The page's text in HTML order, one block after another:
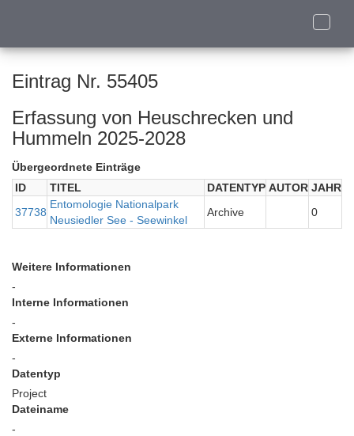
Toggle
Eintrag Nr. 55405
Erfassung von Heuschrecken und
Hummeln 2025-2028
Übergeordnete Einträge
ID
TITEL DATENTYP AUTOR JAHR
37738
Entomologie Nationalpark
Neusiedler See - Seewinkel
Archive 0
Weitere Informationen
-
Interne Informationen
-
Externe Informationen
-
Datentyp
Project
Dateiname
-